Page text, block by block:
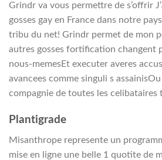
Grindr va vous permettre de s’offrir
gosses gay en France dans notre
tribu du net! Grindr permet de mon
autres gosses fortification changent
nous-memesEt executer averes
avancees comme singuli s
compagnie de toutes les
Plantigrade
Misanthrope represente un
mise en ligne une belle 1 quotite de